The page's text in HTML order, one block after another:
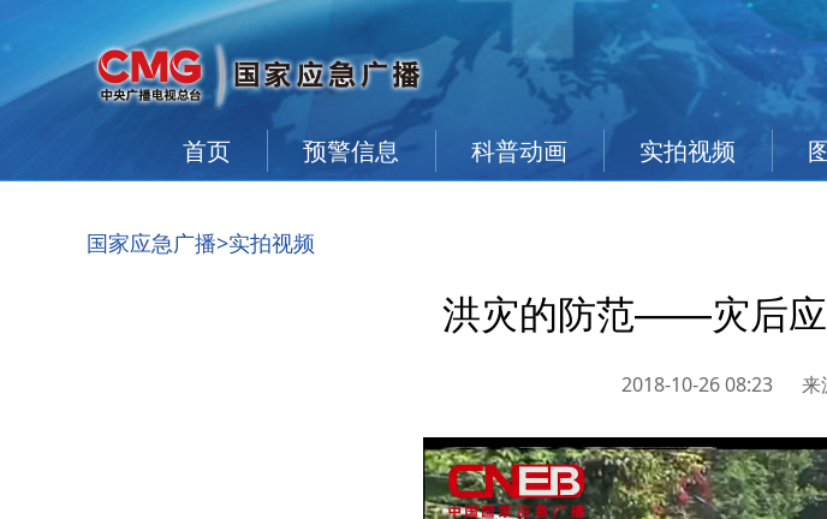
首页 预警信息 科普动画 实拍视频
国家应急广播>实拍视频
洪灾的防范——灾后
2018-10-26 08:23 来